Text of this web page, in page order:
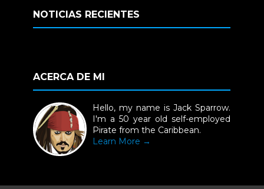
NOTICIAS RECIENTES
ACERCA DE MI
Hello, my name is Jack Sparrow.
I'm a 50 year old self-employed
Pirate from the Caribbean.
Learn More →